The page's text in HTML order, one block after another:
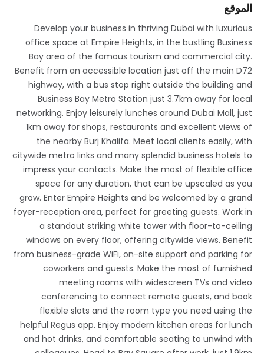
الموقع
Develop your business in thriving Dubai with luxurious
office space at Empire Heights, in the bustling Business
Bay area of the famous tourism and commercial city.
Benefit from an accessible location just off the main D72
highway, with a bus stop right outside the building and
Business Bay Metro Station just 3.7km away for local
networking. Enjoy leisurely lunches around Dubai Mall, just
1km away for shops, restaurants and excellent views of
the nearby Burj Khalifa. Meet local clients easily, with
citywide metro links and many splendid business hotels to
impress your contacts. Make the most of flexible office
space for any duration, that can be upscaled as you
grow. Enter Empire Heights and be welcomed by a grand
foyer-reception area, perfect for greeting guests. Work in
a standout striking white tower with floor-to-ceiling
windows on every floor, offering citywide views. Benefit
from business-grade WiFi, on-site support and parking for
coworkers and guests. Make the most of furnished
meeting rooms with widescreen TVs and video
conferencing to connect remote guests, and book
flexible slots and the room type you need using the
helpful Regus app. Enjoy modern kitchen areas for lunch
and hot drinks, and comfortable seating to unwind with